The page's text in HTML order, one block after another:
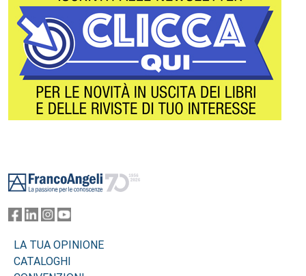
LA TUA OPINIONE
CATALOGHI